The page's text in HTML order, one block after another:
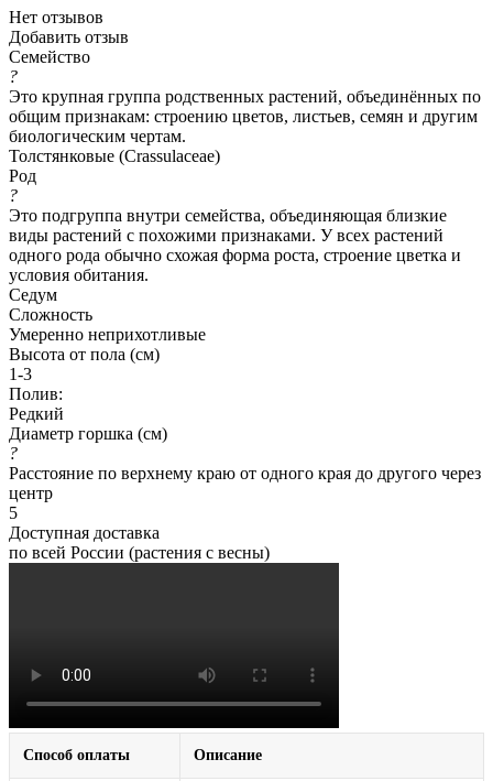
Нет отзывов
Добавить отзыв
Семейство
?
Это крупная группа родственных растений, объединённых по
общим признакам: строению цветов, листьев, семян и другим
биологическим чертам.
Толстянковые (Crassulaceae)
Род
?
Это подгруппа внутри семейства, объединяющая близкие
виды растений с похожими признаками. У всех растений
одного рода обычно схожая форма роста, строение цветка и
условия обитания.
Седум
Сложность
Умеренно неприхотливые
Высота от пола (см)
1-3
Полив:
Редкий
Диаметр горшка (см)
?
Расстояние по верхнему краю от одного края до другого через
центр
5
Доступная доставка
по всей России (растения с весны)
Способ оплаты Описание